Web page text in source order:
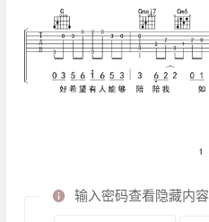
输入密码查看隐藏内容